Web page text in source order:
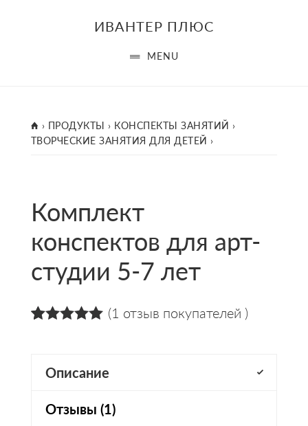
ИВАНТЕР ПЛЮС
MENU
ГЛАВНАЯ
› ПРОДУКТЫ › КОНСПЕКТЫ ЗАНЯТИЙ ›
ТВОРЧЕСКИЕ ЗАНЯТИЯ ДЛЯ ДЕТЕЙ ›
Комплект
конспектов для арт-
студии 5-7 лет
пользователей
(1 отзыв покупателей )
Описание
Отзывы (1)